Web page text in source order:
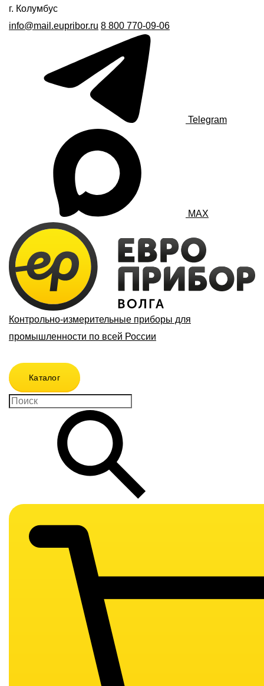
г. Колумбус
info@mail.eupribor.ru 8 800 770-09-06
Telegram
MAX
Контрольно-измерительные приборы для
промышленности по всей России
Каталог